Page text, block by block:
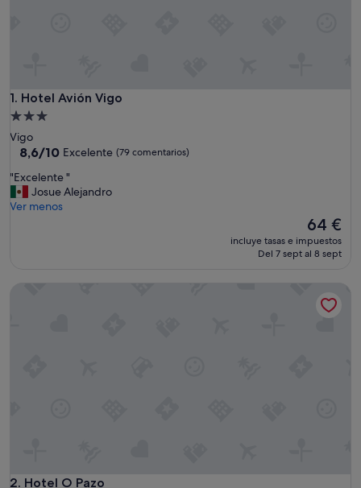
1. Hotel Avión Vigo
Hotel Avión Vigo
Alojamiento
de
3.0 estrellas
Vigo
8.6
10,
Excelente,
(79 comentarios)
8,6/10 Excelente (79 comentarios)
"
x
"Excelente "
Josue Alejandro
Ver menos
El
precio
actual
64 €
incluye tasas e impuestos
Del 7 sept al 8 sept
2. Hotel O Pazo
Hotel O Pazo